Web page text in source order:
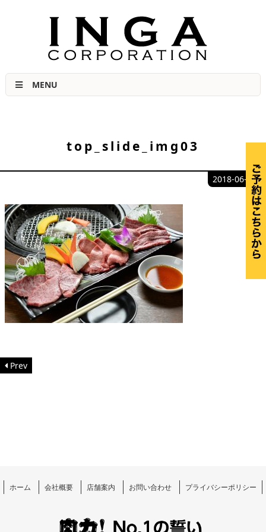
MENU
top_slide_img03
2018-06-12
Prev
ホーム 会社概要 店舗案内 お問い合わせ プライバシーポリシー